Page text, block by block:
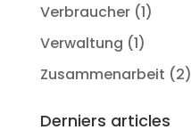
Verbraucher(1)
Verwaltung (1)
Zusammenarbeit (2)
Derniers articles